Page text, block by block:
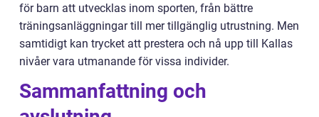
för barn att utvecklas inom sporten, från bättre
träningsanläggningar till mer tillgänglig utrustning. Men
samtidigt kan trycket att prestera och nå upp till Kallas
nivåer vara utmanande för vissa individer.
Sammanfattning och